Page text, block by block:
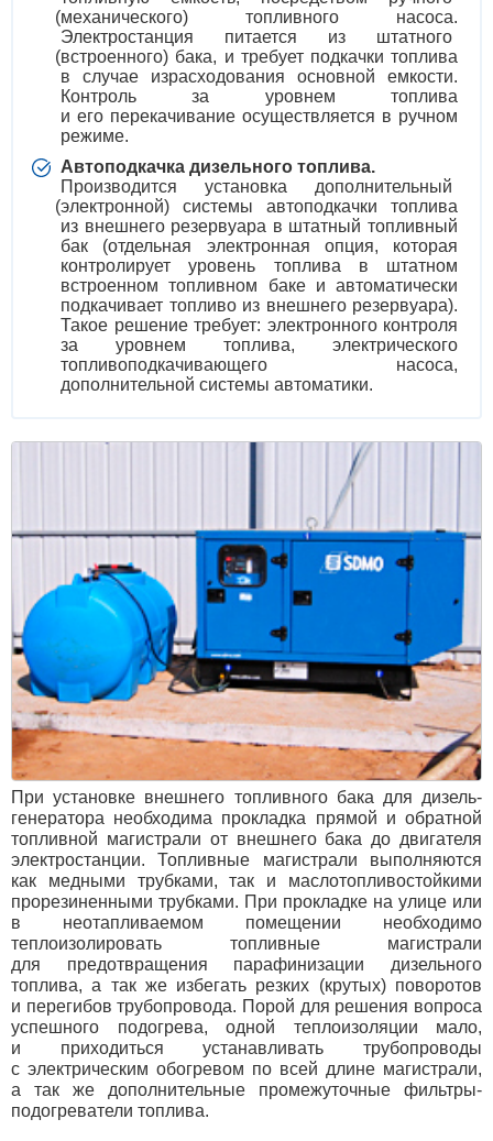
(механического) топливного насоса.
Электростанция питается из штатного
(встроенного) бака, и требует подкачки топлива
в случае израсходования основной емкости.
Контроль за уровнем топлива
и его перекачивание осуществляется в ручном
режиме.
Автоподкачка дизельного топлива.
Производится установка дополнительный
(электронной) системы автоподкачки топлива
из внешнего резервуара в штатный топливный
бак
(отдельная электронная опция, которая
контролирует уровень топлива в штатном
встроенном топливном баке и автоматически
подкачивает топливо из внешнего резервуара).
Такое решение требует: электронного контроля
за уровнем топлива, электрического
топливоподкачивающего насоса,
дополнительной системы автоматики.
При установке внешнего топливного бака для дизель-
генератора необходима прокладка прямой и обратной
топливной магистрали от внешнего бака до двигателя
электростанции. Топливные магистрали выполняются
как медными трубками, так и маслотопливостойкими
прорезиненными трубками. При прокладке на улице или
в неотапливаемом помещении необходимо
теплоизолировать топливные магистрали
для предотвращения парафинизации дизельного
топлива, а так же избегать резких (крутых) поворотов
и перегибов трубопровода. Порой для решения вопроса
успешного подогрева, одной теплоизоляции мало,
и приходиться устанавливать трубопроводы
с электрическим обогревом по всей длине магистрали,
а так же дополнительные промежуточные фильтры-
подогреватели топлива.